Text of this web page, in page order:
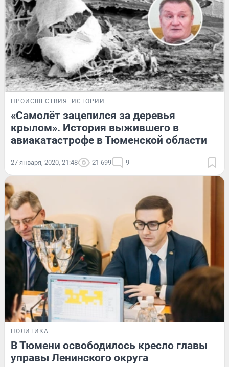
ПРОИСШЕСТВИЯ ИСТОРИИ
«Самолёт зацепился за деревья
крылом». История выжившего в
авиакатастрофе в Тюменской области
27 января, 2020, 21:48 21 699 9
ПОЛИТИКА
В Тюмени освободилось кресло главы
управы Ленинского округа